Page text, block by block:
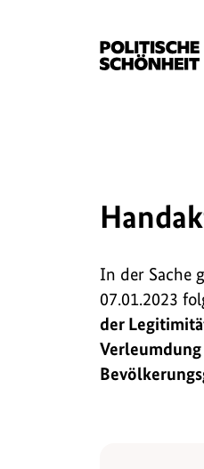
In der Sache
07.01.2023
der